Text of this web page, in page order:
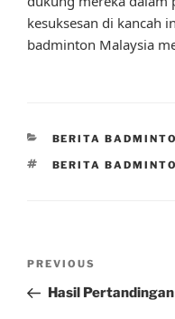
kesuksesan di kancah
badminton Malaysia
CATEGORIES
BERITA
TAGS
BERITA
Previous
Post
PREVIOUS
Hasil